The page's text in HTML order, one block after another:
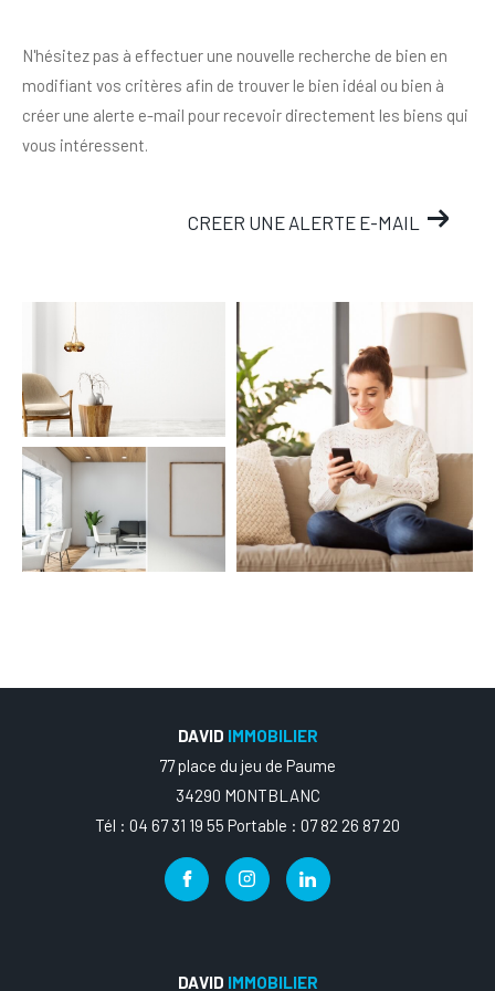
N'hésitez pas à effectuer une nouvelle recherche de bien en
modifiant vos critères afin de trouver le bien idéal ou bien à
créer une alerte e-mail pour recevoir directement les biens qui
vous intéressent.
CREER UNE ALERTE E-MAIL
DAVID IMMOBILIER
77 place du jeu de Paume
34290 MONTBLANC
Tél : 04 67 31 19 55 Portable : 07 82 26 87 20
DAVID IMMOBILIER